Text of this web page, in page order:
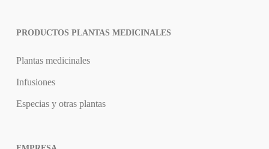
PRODUCTOS PLANTAS MEDICINALES
Plantas medicinales
Infusiones
Especias y otras plantas